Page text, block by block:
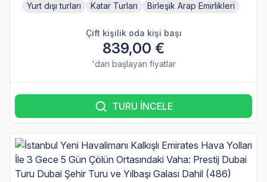
Yurt dışı turları Katar Turları Birleşik Arap Emirlikleri
Çift kişilik oda kişi başı
839,00 €
'dan başlayan fiyatlar
TURU İNCELE